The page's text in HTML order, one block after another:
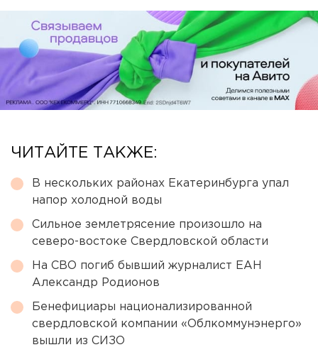
ЧИТАЙТЕ ТАКЖЕ:
В нескольких районах Екатеринбурга упал
напор холодной воды
Сильное землетрясение произошло на
северо-востоке Свердловской области
На СВО погиб бывший журналист ЕАН
Александр Родионов
Бенефициары национализированной
свердловской компании «Облкоммунэнерго»
вышли из СИЗО